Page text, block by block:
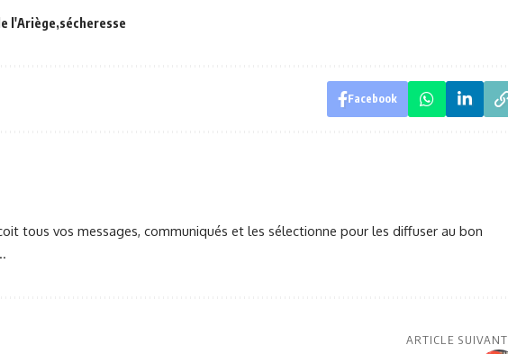
l'Ariège sécheresse
Facebook
tous vos messages, communiqués et les sélectionne pour les diffuser au bon
ARTICLE SUIVANT